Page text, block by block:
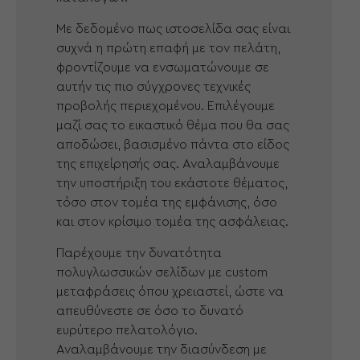
Με δεδομένο πως ιστοσελίδα σας είναι
συχνά η πρώτη επαφή με τον πελάτη,
φροντίζουμε να ενσωματώνουμε σε
αυτήν τις πιο σύγχρονες τεχνικές
προβολής περιεχομένου. Επιλέγουμε
μαζί σας το εικαστικό θέμα που θα σας
αποδώσει, βασισμένο πάντα στο είδος
της επιχείρησής σας. Αναλαμβάνουμε
την υποστήριξη του εκάστοτε θέματος,
τόσο στον τομέα της εμφάνισης, όσο
και στον κρίσιμο τομέα της ασφάλειας.
Παρέχουμε την δυνατότητα
πολυγλωσσικών σελίδων με custom
μεταφράσεις όπου χρειαστεί, ώστε να
απευθύνεστε σε όσο το δυνατό
ευρύτερο πελατολόγιο.
Αναλαμβάνουμε την διασύνδεση με